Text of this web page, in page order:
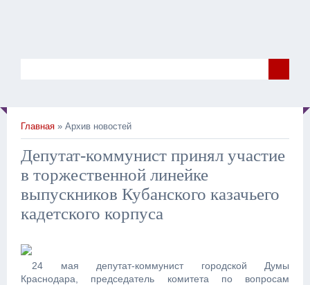
Главная » Архив новостей
Депутат-коммунист принял участие
в торжественной линейке
выпускников Кубанского казачьего
кадетского корпуса
24 мая депутат-коммунист городской Думы
Краснодара, председатель комитета по вопросам